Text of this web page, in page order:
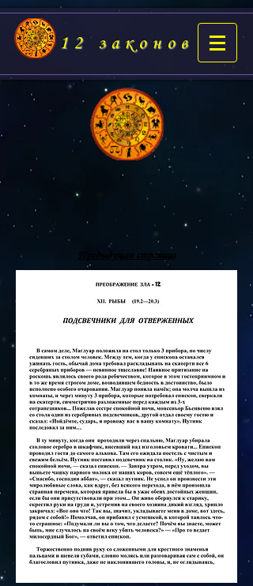
12 законов
Предыдущая страница